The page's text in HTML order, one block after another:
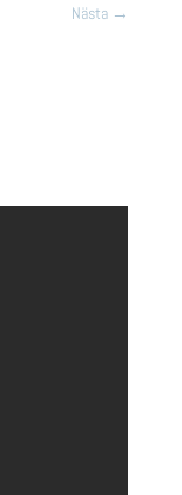
Nästa →